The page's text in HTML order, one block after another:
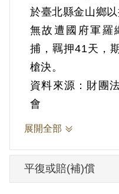
於臺北縣金山鄉
無故遭國府軍羅
捕，羈押41天，
資料來源：財團
會
展開全部
平復或賠(補)償